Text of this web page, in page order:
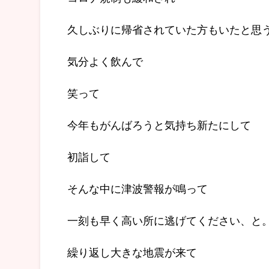
久しぶりに帰省されていた方もいたと思
気分よく飲んで
笑って
今年もがんばろうと気持ち新たにして
初詣して
そんな中に津波警報が鳴って
一刻も早く高い所に逃げてください、と。
繰り返し大きな地震が来て